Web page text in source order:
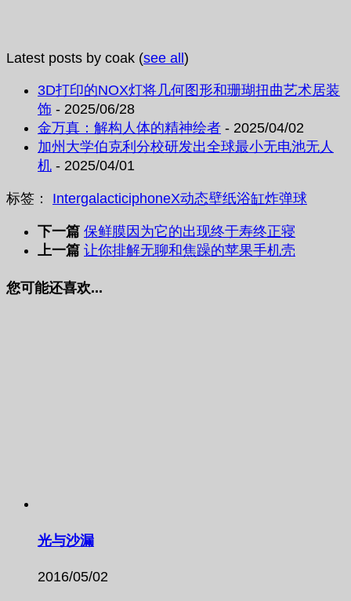
Latest posts by coak (see all)
3D打印的NOX灯将几何图形和珊瑚扭曲艺术居装
饰 - 2025/06/28
金万真：解构人体的精神绘者 - 2025/04/02
加州大学伯克利分校研发出全球最小无电池无人
机 - 2025/04/01
标签： IntergalacticiphoneX动态壁纸浴缸炸弹球
下一篇 保鲜膜因为它的出现终于寿终正寝
上一篇 让你排解无聊和焦躁的苹果手机壳
您可能还喜欢...
光与沙漏
2016/05/02